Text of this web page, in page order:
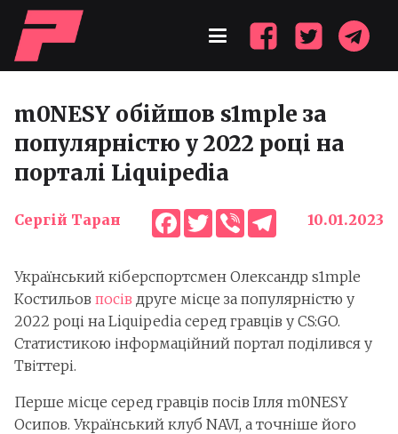
m0NESY обійшов s1mple за
популярністю у 2022 році на
порталі Liquipedia
Сергій Таран Facebook
TwitterViber Telegram
10.01.2023
Український кіберспортсмен Олександр s1mple
Костильов посів друге місце за популярністю у
2022 році на Liquipedia серед гравців у CS:GO.
Статистикою інформаційний портал поділився у
Твіттері.
Перше місце серед гравців посів Ілля m0NESY
Осипов. Український клуб NAVI, а точніше його